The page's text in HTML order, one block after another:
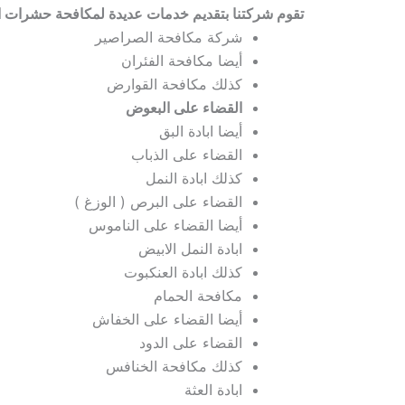
تقوم شركتنا بتقديم خدمات عديدة لمكافحة
شركة مكافحة الصراصير
أيضا مكافحة الفئران
كذلك مكافحة القوارض
القضاء على البعوض
أيضا ابادة البق
القضاء على الذباب
كذلك ابادة النمل
القضاء على البرص ( الوزغ )
أيضا القضاء على الناموس
ابادة النمل الابيض
كذلك ابادة العنكبوت
مكافحة الحمام
أيضا القضاء على الخفاش
القضاء على الدود
كذلك مكافحة الخنافس
ابادة العثة